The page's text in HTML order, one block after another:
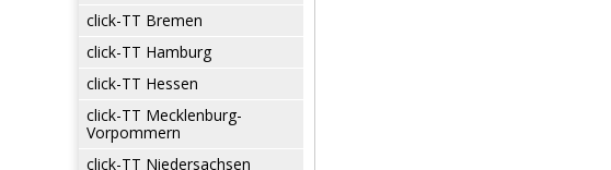
click-TT Bremen
click-TT Hamburg
click-TT Hessen
click-TT Mecklenburg-
Vorpommern
click-TT Niedersachsen